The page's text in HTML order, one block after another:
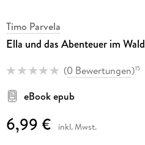
Timo Parvela
Ella und das Abenteuer im Wald
(0 Bewertungen)15
eBook epub
6,99 € inkl. Mwst.